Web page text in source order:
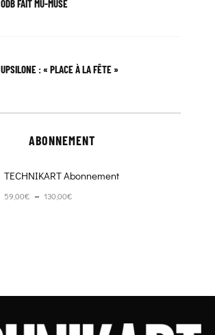
ODB FAIT MU-MUSE
UPSILONE : « PLACE À LA FÊTE »
ABONNEMENT
TECHNIKART Abonnement
59,00€ – 130,00€